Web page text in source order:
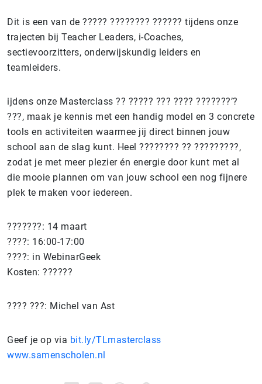
Dit is een van de ????? ???????? ?????? tijdens onze
trajecten bij Teacher Leaders, i-Coaches,
sectievoorzitters, onderwijskundig leiders en
teamleiders.
ijdens onze Masterclass ?? ????? ??? ???? ???????’?
???, maak je kennis met een handig model en 3 concrete
tools en activiteiten waarmee jij direct binnen jouw
school aan de slag kunt. Heel ???????? ?? ?????????,
zodat je met meer plezier én energie door kunt met al
die mooie plannen om van jouw school een nog fijnere
plek te maken voor iedereen.
???????: 14 maart
????: 16:00-17:00
????: in WebinarGeek
Kosten: ??????
???? ???: Michel van Ast
Geef je op via bit.ly/TLmasterclass
www.samenscholen.nl